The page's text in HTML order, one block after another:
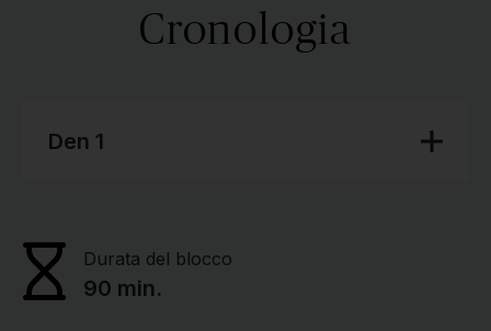
Cronologia
Den 1
Durata del blocco
90 min.